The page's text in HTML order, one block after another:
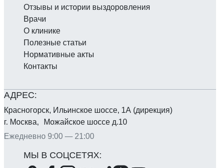
Красногорск, Ильинское шоссе, 1А (дирекция)
г. Москва, Можайское шоссе д.10
Ежедневно 9:00 — 21:00
Отзывы и истории выздоровления
Врачи
О клинике
Полезные статьи
Нормативные акты
Контакты